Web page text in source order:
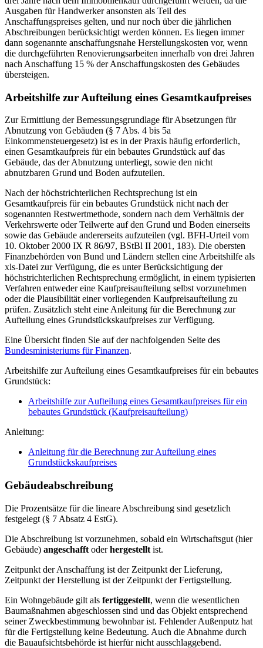
Ausgaben für Handwerker ansonsten als Teil des
Anschaffungspreises gelten, und nur noch über die jährlichen
Abschreibungen berücksichtigt werden können. Es liegen immer
dann sogenannte anschaffungsnahe Herstellungskosten vor, wenn
die durchgeführten Renovierungsarbeiten innerhalb von drei Jahren
nach Anschaffung 15 % der Anschaffungskosten des Gebäudes
übersteigen.
Arbeitshilfe zur Aufteilung eines Gesamtkaufpreises
Zur Ermittlung der Bemessungsgrundlage für Absetzungen für
Abnutzung von Gebäuden (§ 7 Abs. 4 bis 5a
Einkommensteuergesetz) ist es in der Praxis häufig erforderlich,
einen Gesamtkaufpreis für ein bebautes Grundstück auf das
Gebäude, das der Abnutzung unterliegt, sowie den nicht
abnutzbaren Grund und Boden aufzuteilen.
Nach der höchstrichterlichen Rechtsprechung ist ein
Gesamtkaufpreis für ein bebautes Grundstück nicht nach der
sogenannten Restwertmethode, sondern nach dem Verhältnis der
Verkehrswerte oder Teilwerte auf den Grund und Boden einerseits
sowie das Gebäude andererseits aufzuteilen (vgl. BFH-Urteil vom
10. Oktober 2000 IX R 86/97, BStBl II 2001, 183). Die obersten
Finanzbehörden von Bund und Ländern stellen eine Arbeitshilfe als
xls-Datei zur Verfügung, die es unter Berücksichtigung der
höchstrichterlichen Rechtsprechung ermöglicht, in einem typisierten
Verfahren entweder eine Kaufpreisaufteilung selbst vorzunehmen
oder die Plausibilität einer vorliegenden Kaufpreisaufteilung zu
prüfen. Zusätzlich steht eine Anleitung für die Berechnung zur
Aufteilung eines Grundstückskaufpreises zur Verfügung.
Eine Übersicht finden Sie auf der nachfolgenden Seite des
Bundesministeriums für Finanzen.
Arbeitshilfe zur Aufteilung eines Gesamtkaufpreises für ein bebautes
Grundstück:
Arbeitshilfe zur Aufteilung eines Gesamtkaufpreises für ein
bebautes Grundstück (Kaufpreisaufteilung)
Anleitung:
Anleitung für die Berechnung zur Aufteilung eines
Grundstückskaufpreises
Gebäudeabschreibung
Die Prozentsätze für die lineare Abschreibung sind gesetzlich
festgelegt (§ 7 Absatz 4 EstG).
Die Abschreibung ist vorzunehmen, sobald ein Wirtschaftsgut (hier
Gebäude) angeschafft oderhergestellt ist.
Zeitpunkt der Anschaffung ist der Zeitpunkt der Lieferung,
Zeitpunkt der Herstellung ist der Zeitpunkt der Fertigstellung.
Ein Wohngebäude gilt als fertiggestellt, wenn die wesentlichen
Baumaßnahmen abgeschlossen sind und das Objekt entsprechend
seiner Zweckbestimmung bewohnbar ist. Fehlender Außenputz hat
für die Fertigstellung keine Bedeutung. Auch die Abnahme durch
die Bauaufsichtsbehörde ist hierfür nicht ausschlaggebend.